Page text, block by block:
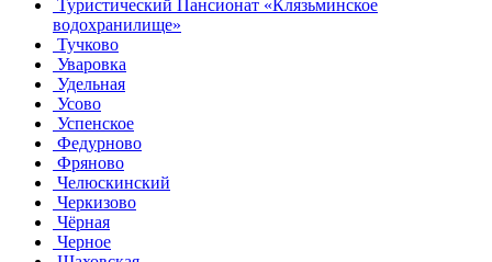
Туристический Пансионат «Клязьминское
водохранилище»
Тучково
Уваровка
Удельная
Усово
Успенское
Федурново
Фряново
Челюскинский
Черкизово
Чёрная
Черное